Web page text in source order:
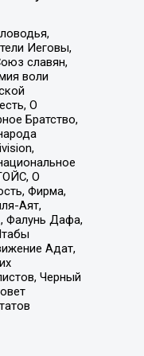
Иеговы,
славян,
воли
О
Братство,
О
Фирма,
Аят,
Фалунь Дафа,
Адат,
Черный